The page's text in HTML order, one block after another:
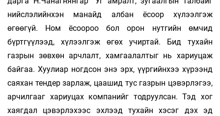
нийслэлийнхэн манайд албан ёсоор хүлээлгэж
өгөөгүй. Ном ёсоороо бол орон нутгийн өмчид
бүртгүүлээд, хүлээлгэж өгөх учиртай. Бид тухайн
газрын зөвхөн арчлалт, хамгаалалтыг нь хариуцаж
байгаа. Хуулиар ногдсон энэ эрх, үүргийнхээ хүрээнд
саяхан тендер зарлаж, цаашид тус газрын цэвэрлэгээ,
арчилгааг хариуцах компанийг тодруулсан. Тэд хог
хаягдал цэвэрлэхээс эхлээд тухайн хэсэг дэх эд